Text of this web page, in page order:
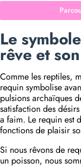
Le
rêve et
Comme les reptiles,
requin symbolise
pulsions archaïques
satisfaction des
a faim. Le requin est
fonctions de plaisir
Si nous rêvons de
un poisson, nous